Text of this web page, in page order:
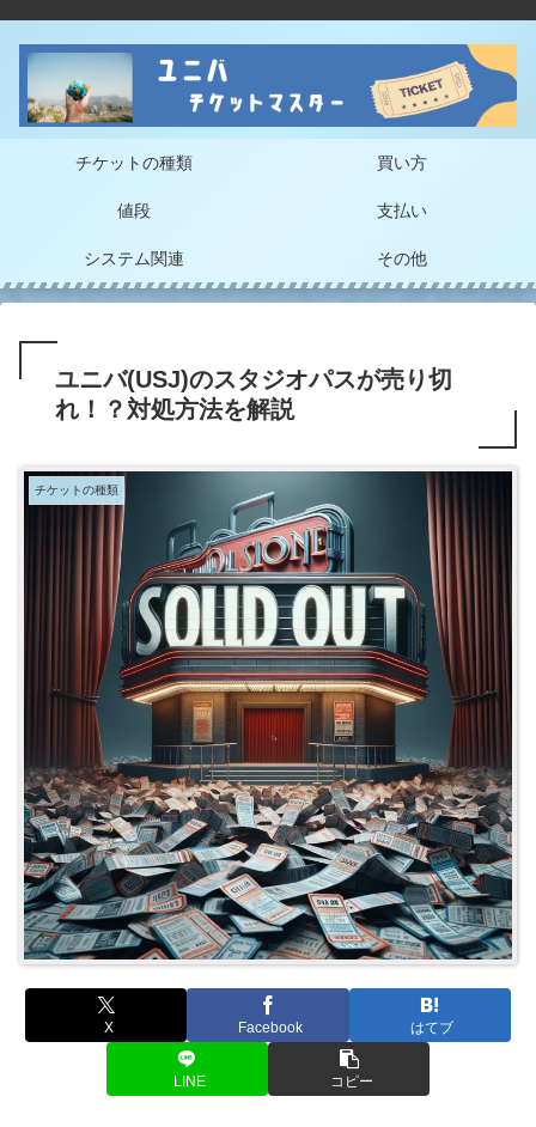
チケットの種類 買い方
値段 支払い
システム関連 その他
ユニバ(USJ)のスタジオパスが売り切
れ！？対処方法を解説
チケットの種類
X Facebook はてブ
LINE コピー